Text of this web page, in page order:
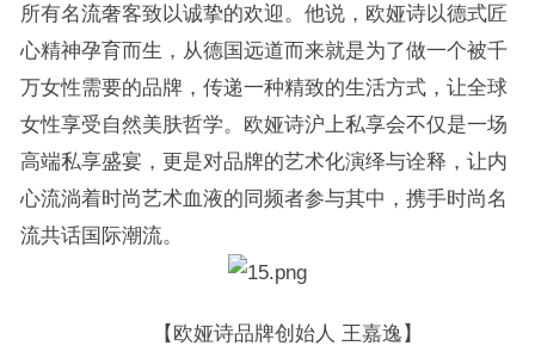
所有名流奢客致以诚挚的欢迎。他说，欧娅诗以德式匠
心精神孕育而生，从德国远道而来就是为了做一个被千
万女性需要的品牌，传递一种精致的生活方式，让全球
女性享受自然美肤哲学。欧娅诗沪上私享会不仅是一场
高端私享盛宴，更是对品牌的艺术化演绎与诠释，让内
心流淌着时尚艺术血液的同频者参与其中，携手时尚名
流共话国际潮流。
【欧娅诗品牌创始人 王嘉逸】